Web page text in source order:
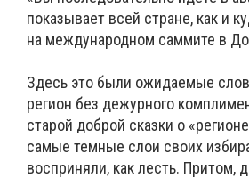
показывает всей стране, как и
на международном саммите в
Здесь это были ожидаемые
регион без дежурного
старой доброй сказки о
самые темные слои своих
восприняли, как лесть.